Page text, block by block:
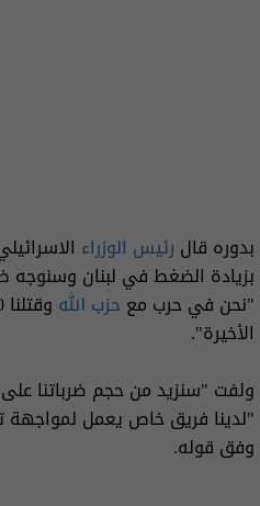
بدوره قال رئيس الوزراء
بزيادة الضغط في لبنان وسنوجه
"نحن في حرب مع حزب الله
الأخيرة".
ولفت "سنزيد من حجم ضرباتنا
"لدينا فريق خاص يعمل لمواجهة
وفق قوله.